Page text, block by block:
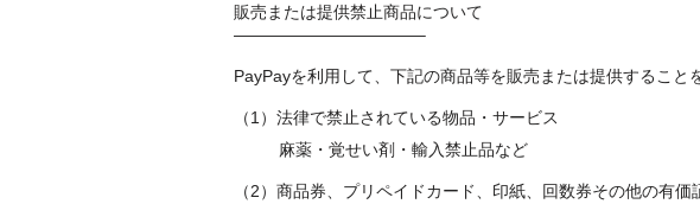
販売または提供禁止商品について
———————————–
PayPayを利用して、下記の商品等を販売または提供すること
（1）法律で禁止されている物品・サービス
麻薬・覚せい剤・輸入禁止品など
（2）商品券、プリペイドカード、印紙、回数券その他の有価